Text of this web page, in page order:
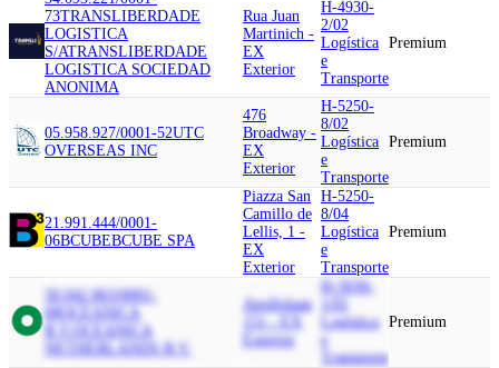
73TRANSLIBERDADE
LOGISTICA
S/ATRANSLIBERDADE
LOGISTICA SOCIEDAD
ANONIMA
Rua Juan
Martinich -
EX
Exterior
H-4930-
2/02
Logística
e
Transporte
Premium
05.958.927/0001-52UTC
OVERSEAS INC
476
Broadway -
EX
Exterior
H-5250-
8/02
Logística
e
Transporte
Premium
21.991.444/0001-
06BCUBEBCUBE SPA
Piazza San
Camillo de
Lellis, 1 -
EX
Exterior
H-5250-
8/04
Logística
e
Transporte
Premium
50.042.863/0001-
08 OCEANICA
OCEANICA
NETHERLANDS B.V.
Apollolaan
151 - EX
Exterior
H-5030-
Logística
e
Transporte
Premium